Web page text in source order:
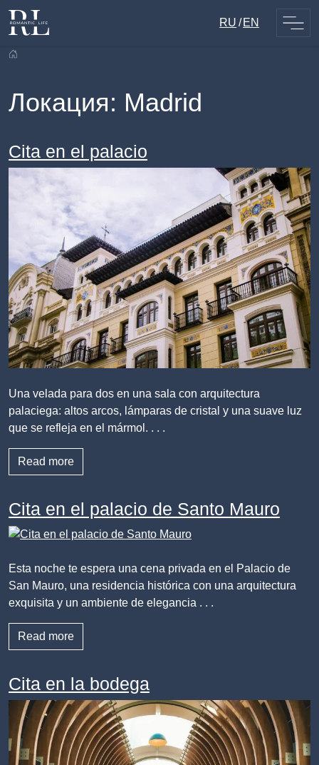
Skip
RU EN
Локация: Madrid
Cita en el palacio
Una velada para dos en una sala con arquitectura
palaciega: altos arcos, lámparas de cristal y una suave luz
que se refleja en el mármol. . . .
Read more
Cita en el palacio de Santo Mauro
Esta noche te espera una cena privada en el Palacio de
San Mauro, una residencia histórica con una arquitectura
exquisita y un ambiente de elegancia . . .
Read more
Cita en la bodega